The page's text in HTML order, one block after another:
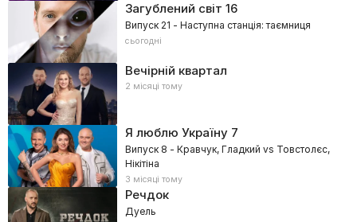
Загублений світ 16
Випуск 21 - Наступна станція: таємниця
сьогодні
Вечірній квартал
2 місяці тому
Я люблю Україну7
Випуск 8 - Кравчук, Гладкий vs Товстолєс,
Нікітіна
3 місяці тому
Речдок
Дуель